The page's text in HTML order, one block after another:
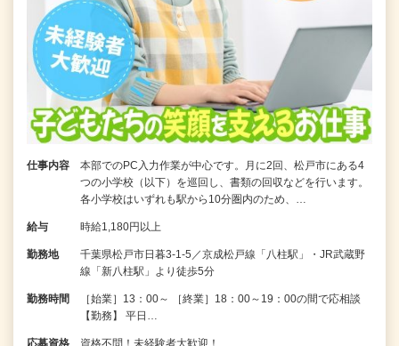
仕事内容
本部でのPC入力作業が中心です。月に2回、松戸市にある4
つの小学校（以下）を巡回し、書類の回収などを行います。
各小学校はいずれも駅から10分圏内のため、…
給与 時給1,180円以上
勤務地
千葉県松戸市日暮3-1-5／京成松戸線「八柱駅」・JR武蔵野
線「新八柱駅」より徒歩5分
勤務時間
［始業］13：00～ ［終業］18：00～19：00の間で応相談
【勤務】 平日…
応募資格 資格不問！未経験者大歓迎！